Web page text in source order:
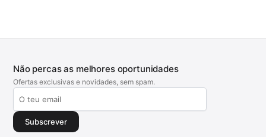
Não percas as melhores oportunidades
Ofertas exclusivas e novidades, sem spam.
Subscrever